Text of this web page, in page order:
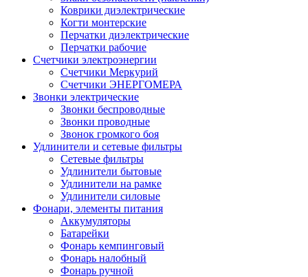
Коврики диэлектрические
Когти монтерские
Перчатки диэлектрические
Перчатки рабочие
Счетчики электроэнергии
Счетчики Меркурий
Счетчики ЭНЕРГОМЕРА
Звонки электрические
Звонки беспроводные
Звонки проводные
Звонок громкого боя
Удлинители и сетевые фильтры
Сетевые фильтры
Удлинители бытовые
Удлинители на рамке
Удлинители силовые
Фонари, элементы питания
Аккумуляторы
Батарейки
Фонарь кемпинговый
Фонарь налобный
Фонарь ручной